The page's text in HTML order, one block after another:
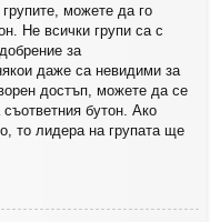
можете да го
Не всички групи са с
за
даже са невидими за
достъп, можете да се
бутон. Ако
то лидера на групата ще